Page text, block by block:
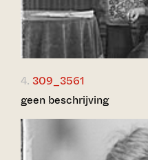
4. 309_3561
geen beschrijving